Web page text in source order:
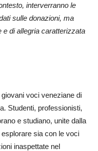
interverranno le
sulle donazioni, ma
di allegria caratterizzata
voci veneziane di
Studenti, professionisti,
e studiano, unite dalla
sia con le voci
inaspettate nel